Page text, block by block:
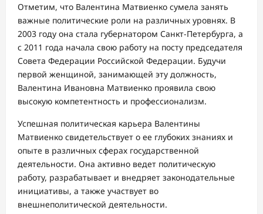
Отметим, что Валентина Матвиенко сумела занять
важные политические роли на различных уровнях. В
2003 году она стала губернатором Санкт-Петербурга, а
с 2011 года начала свою работу на посту председателя
Совета Федерации Российской Федерации. Будучи
первой женщиной, занимающей эту должность,
Валентина Ивановна Матвиенко проявила свою
высокую компетентность и профессионализм.
Успешная политическая карьера Валентины
Матвиенко свидетельствует о ее глубоких знаниях и
опыте в различных сферах государственной
деятельности. Она активно ведет политическую
работу, разрабатывает и внедряет законодательные
инициативы, а также участвует во
внешнеполитической деятельности.